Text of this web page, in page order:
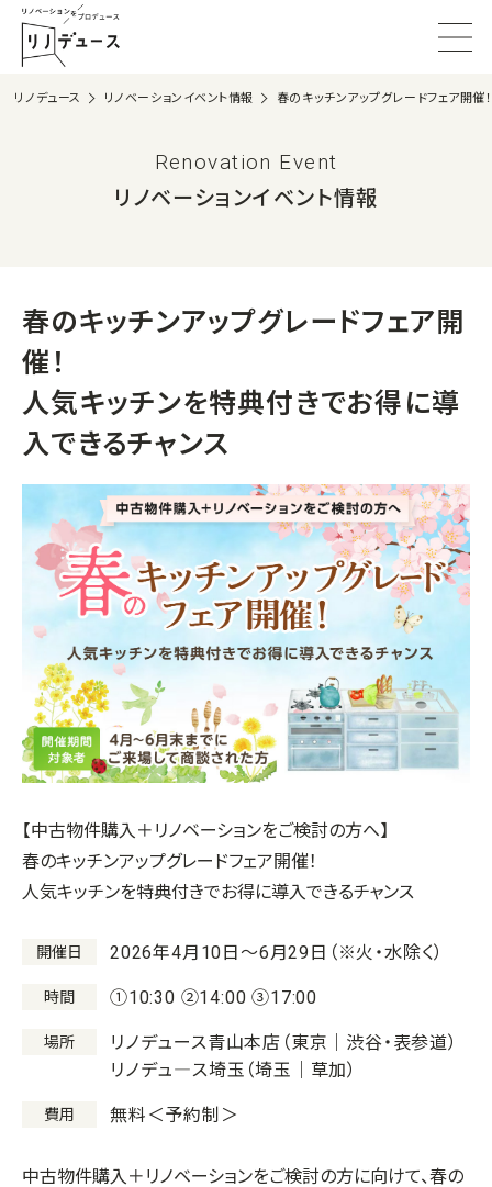
リノデュース リノベーションイベント情報 春のキッチンアップグレードフェア開催！
Renovation Event
リノベーションイベント情報
春のキッチンアップグレードフェア開
催！
人気キッチンを特典付きでお得に導
入できるチャンス
【中古物件購入＋リノベーションをご検討の方へ】
春のキッチンアップグレードフェア開催！
人気キッチンを特典付きでお得に導入できるチャンス
開催日 2026年4月10日～6月29日（※火・水除く）
時間 ①10:30 ②14:00 ③17:00
場所
リノデュース青山本店（東京｜渋谷・表参道）
リノデュ―ス埼玉（埼玉｜草加）
費用 無料＜予約制＞
中古物件購入＋リノベーションをご検討の方に向けて、春の